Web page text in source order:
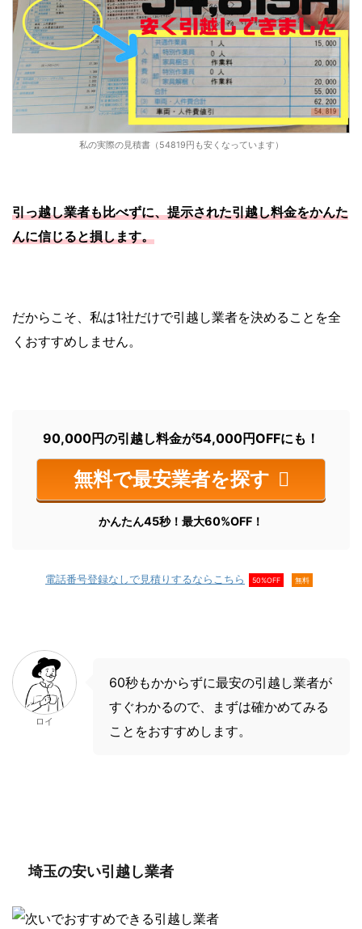
私の実際の見積書（54819円も安くなっています）
引っ越し業者も比べずに、提示された引越し料金をかんた
んに信じると損します。
だからこそ、私は1社だけで引越し業者を決めることを全
くおすすめしません。
90,000円の引越し料金が54,000円OFFにも！
無料で最安業者を探す
かんたん45秒！最大60%OFF！
電話番号登録なしで見積りするならこちら 50%OFF 無料
ロイ
60秒もかからずに最安の引越し業者が
すぐわかるので、まずは確かめてみる
ことをおすすめします。
埼玉の安い引越し業者